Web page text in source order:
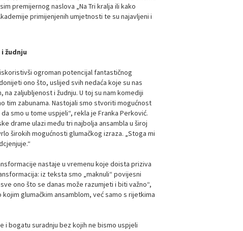
premijernog naslova „Na Tri kralja ili kako
primijenjenih umjetnosti te su najavljeni i
žudnju
ogroman potencijal fantastičnog
ono što, uslijed svih nedaća koje su nas
zaljubljenost i žudnju. U toj su nam komediji
tim zabunama. Nastojali smo stvoriti mogućnost
smo u tome uspjeli“, rekla je Franka Perković.
drame ulazi među tri najbolja ansambla u široj
širokih mogućnosti glumačkog izraza. „Stoga mi
nastaje u vremenu koje doista priziva
iz teksta smo „maknuli“ povijesni
ono što se danas može razumjeti i biti važno“,
glumačkim ansamblom, već samo s rijetkima
i bogatu suradnju bez kojih ne bismo uspjeli